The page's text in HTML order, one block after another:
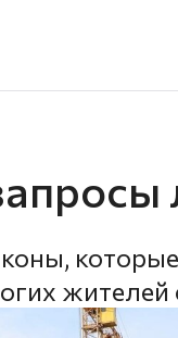
жителей